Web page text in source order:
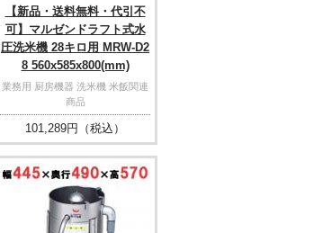
【新品・送料無料・代引不
可】マルゼンドラフト式水
圧洗米機 28キロ用 MRW-D2
8 560x585x800(mm)
業務用 厨房機器 洗米機 米飯関連
商品
101,289円（税込）